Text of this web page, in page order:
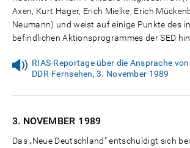
Axen, Kurt Hager, Erich Mielke, Erich
Neumann) und weist auf einige Punkte des
befindlichen Aktionsprogrammes der SED hin.
RIAS-Reportage über die Ansprache
DDR-Fernsehen, 3. November 1989
3. NOVEMBER 1989
Das „Neue Deutschland" entschuldigt sich